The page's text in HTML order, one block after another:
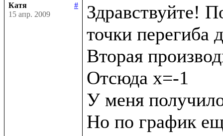
Катя
#
15 апр. 2009
Здравствуйте!
точки перегиба
Вторая
Отсюда x=-1
У меня
Но по график